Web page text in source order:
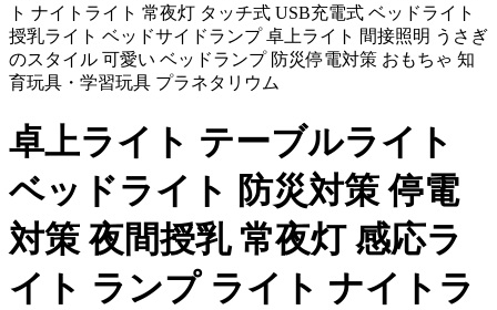
ト ナイトライト 常夜灯 タッチ式 USB充電式 ベッドライト
授乳ライト ベッドサイドランプ 卓上ライト 間接照明 うさぎ
のスタイル 可愛い ベッドランプ 防災停電対策 おもちゃ 知
育玩具・学習玩具 プラネタリウム
卓上ライト テーブルライト
ベッドライト 防災対策 停電
対策 夜間授乳 常夜灯 感応ラ
イト ランプ ライト ナイトラ